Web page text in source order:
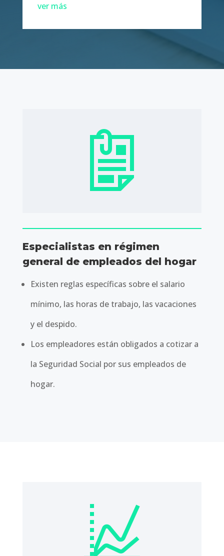
ver más
Especialistas en régimen
general de empleados del hogar
Existen reglas específicas sobre el salario
mínimo, las horas de trabajo, las vacaciones
y el despido.
Los empleadores están obligados a cotizar a
la Seguridad Social por sus empleados de
hogar.